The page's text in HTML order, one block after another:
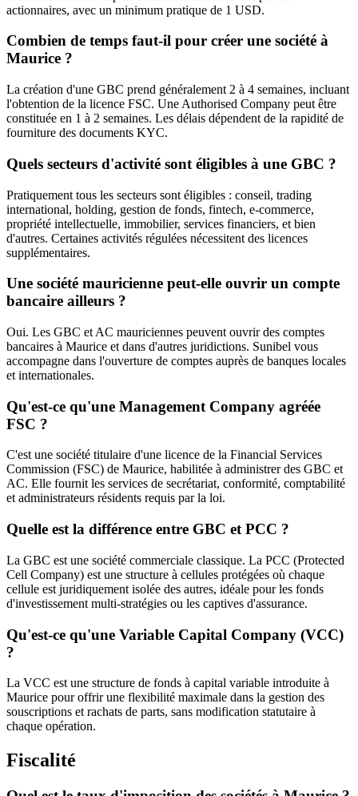
actionnaires, avec un minimum pratique de 1 USD.
Combien de temps faut-il pour créer une société à
Maurice ?
La création d'une GBC prend généralement 2 à 4 semaines, incluant
l'obtention de la licence FSC. Une Authorised Company peut être
constituée en 1 à 2 semaines. Les délais dépendent de la rapidité de
fourniture des documents KYC.
Quels secteurs d'activité sont éligibles à une GBC ?
Pratiquement tous les secteurs sont éligibles : conseil, trading
international, holding, gestion de fonds, fintech, e-commerce,
propriété intellectuelle, immobilier, services financiers, et bien
d'autres. Certaines activités régulées nécessitent des licences
supplémentaires.
Une société mauricienne peut-elle ouvrir un compte
bancaire ailleurs ?
Oui. Les GBC et AC mauriciennes peuvent ouvrir des comptes
bancaires à Maurice et dans d'autres juridictions. Sunibel vous
accompagne dans l'ouverture de comptes auprès de banques locales
et internationales.
Qu'est-ce qu'une Management Company agréée
FSC ?
C'est une société titulaire d'une licence de la Financial Services
Commission (FSC) de Maurice, habilitée à administrer des GBC et
AC. Elle fournit les services de secrétariat, conformité, comptabilité
et administrateurs résidents requis par la loi.
Quelle est la différence entre GBC et PCC ?
La GBC est une société commerciale classique. La PCC (Protected
Cell Company) est une structure à cellules protégées où chaque
cellule est juridiquement isolée des autres, idéale pour les fonds
d'investissement multi-stratégies ou les captives d'assurance.
Qu'est-ce qu'une Variable Capital Company (VCC)
?
La VCC est une structure de fonds à capital variable introduite à
Maurice pour offrir une flexibilité maximale dans la gestion des
souscriptions et rachats de parts, sans modification statutaire à
chaque opération.
Fiscalité